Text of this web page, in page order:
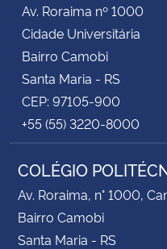
Av. Roraima nº 1000
Cidade Universitária
Bairro Camobi
Santa Maria - RS
CEP: 97105-900
+55 (55) 3220-8000
COLÉGIO
Av. Roraima, n° 1000,
Bairro Camobi
Santa Maria - RS